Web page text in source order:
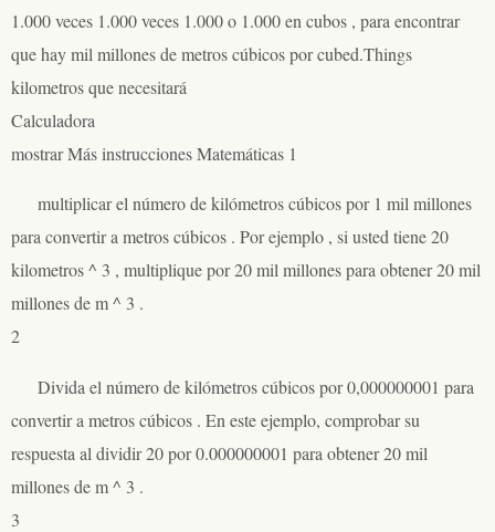
1.000 veces 1.000 veces 1.000 o 1.000 en cubos , para encontrar
que hay mil millones de metros cúbicos por cubed.Things
kilometros que necesitará
Calculadora
mostrar Más instrucciones Matemáticas 1
multiplicar el número de kilómetros cúbicos por 1 mil millones
para convertir a metros cúbicos . Por ejemplo , si usted tiene 20
kilometros ^ 3 , multiplique por 20 mil millones para obtener 20 mil
millones de m ^ 3 .
2
Divida el número de kilómetros cúbicos por 0,000000001 para
convertir a metros cúbicos . En este ejemplo, comprobar su
respuesta al dividir 20 por 0.000000001 para obtener 20 mil
millones de m ^ 3 .
3